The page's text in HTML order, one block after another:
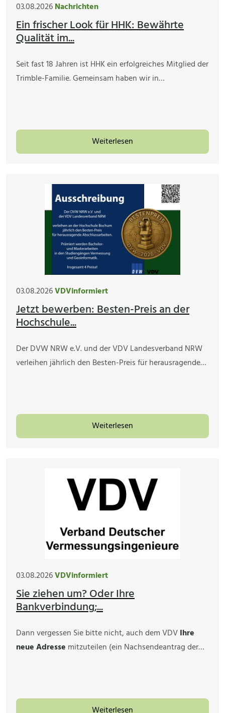
03.08.2026Nachrichten
Ein frischer Look für HHK: Bewährte
Qualität im...
Seit fast 18 Jahren ist HHK ein erfolgreiches Mitglied der
Trimble-Familie. Gemeinsam haben wir in…
Weiterlesen
03.08.2026VDVinformiert
Jetzt bewerben: Besten-Preis an der
Hochschule...
Der DVW NRW e.V. und der VDV Landesverband NRW
verleihen jährlich den Besten-Preis für herausragende…
Weiterlesen
03.08.2026VDVinformiert
Sie ziehen um? Oder Ihre
Bankverbindung;...
Dann vergessen Sie bitte nicht, auch dem VDVIhre
neue Adresse mitzuteilen (ein Nachsendeantrag der…